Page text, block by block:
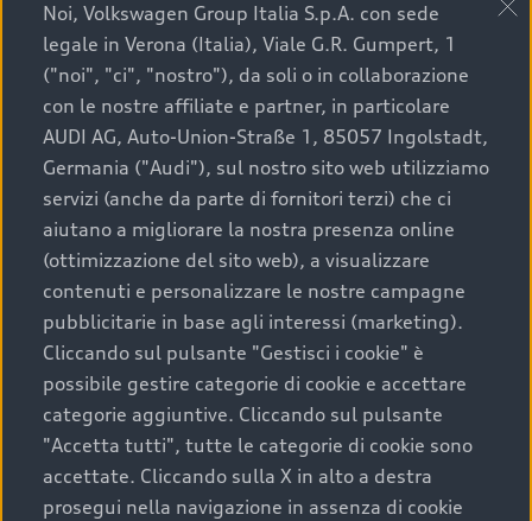
A breve verrai ricontattato dal Customer Care
Audi Center o direttamente dal Concessionario
che ti supporterà per finalizzare la tua richiesta.
La qualità di acquistare
un’auto usata Audi
Scegliere un’auto usata è una decisione che coniuga
convenienza, affidabilità e sostenibilità. Per fare un
acquisto sicuro, è essenziale considerare aspetti
determinanti come la garanzia inclusa e l’affidabilità del
marchio. Audi offre l’auto usata perfetta tramite Audi
Prima Scelta :plus
Noi, Volkswagen Group Italia S.p.A. con sede
legale in Verona (Italia), Viale G.R. Gumpert, 1
("noi", "ci", "nostro"), da soli o in collaborazione
con le nostre affiliate e partner, in particolare
AUDI AG, Auto-Union-Straße 1, 85057 Ingolstadt,
Germania ("Audi"), sul nostro sito web utilizziamo
servizi (anche da parte di fornitori terzi) che ci
aiutano a migliorare la nostra presenza online
(ottimizzazione del sito web), a visualizzare
contenuti e personalizzare le nostre campagne
pubblicitarie in base agli interessi (marketing).
Cliccando sul pulsante "Gestisci i cookie" è
possibile gestire categorie di cookie e accettare
categorie aggiuntive. Cliccando sul pulsante
"Accetta tutti", tutte le categorie di cookie sono
accettate. Cliccando sulla X in alto a destra
prosegui nella navigazione in assenza di cookie